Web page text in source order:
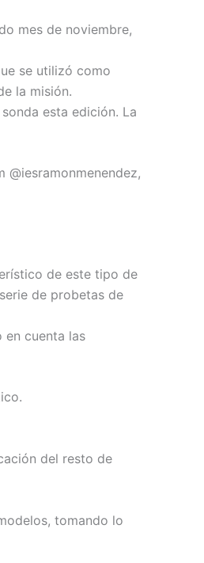
mes de noviembre,
se utilizó como
la misión.
esta edición. La
de este tipo de
de probetas de
en cuenta las
del resto de
tomando lo